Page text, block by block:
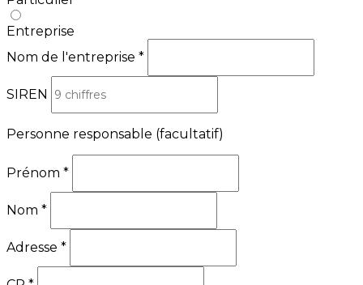
Entreprise
Nom de l'entreprise *
SIREN
Personne responsable (facultatif)
Prénom *
Nom *
Adresse *